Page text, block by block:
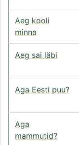
Aeg kooli
minna
Aeg sai läbi
Aga Eesti puu?
Aga
mammutid?